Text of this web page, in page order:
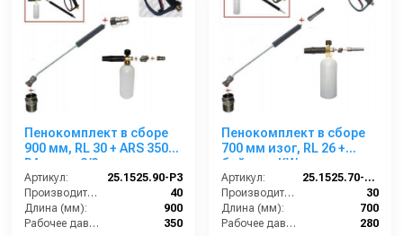
Пенокомплект в сборе
900 мм, RL 30 + ARS 350
РА; вход 3/8ш.
Артикул:
25.1525.90-P3
Производительность (л/мин):
40
Длина (мм):
900
Рабочее давление (бар):
350
Пенокомплект в сборе
700 мм изог, RL 26 +
байонет KW; вход
М22х1,5ш.
Артикул:
25.1525.70-P26KWизог.
Производительность (л/мин):
30
Длина (мм):
700
Рабочее давление (бар):
280